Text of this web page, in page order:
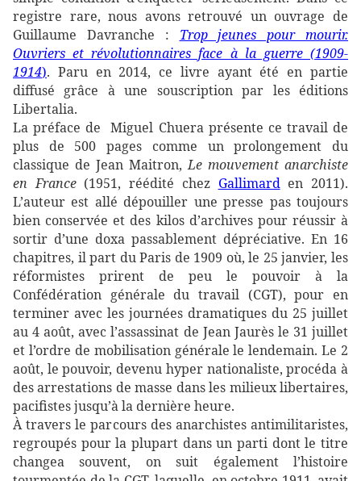
registre rare, nous avons retrouvé un ouvrage de
Guillaume Davranche : Trop jeunes pour mourir.
Ouvriers et révolutionnaires face à la guerre (1909-
1914). Paru en 2014, ce livre ayant été en partie
diffusé grâce à une souscription par les éditions
Libertalia.
La préface de Miguel Chuera présente ce travail de
plus de 500 pages comme un prolongement du
classique de Jean Maitron,Le mouvement anarchiste
en France(1951, réédité chez Gallimarden 2011).
L’auteur est allé dépouiller une presse pas toujours
bien conservée et des kilos d’archives pour réussir à
sortir d’une doxa passablement dépréciative. En 16
chapitres, il part du Paris de 1909 où, le 25 janvier, les
réformistes prirent de peu le pouvoir à la
Confédération générale du travail (CGT), pour en
terminer avec les journées dramatiques du 25 juillet
au 4 août, avec l’assassinat de Jean Jaurès le 31 juillet
et l’ordre de mobilisation générale le lendemain. Le 2
août, le pouvoir, devenu hyper nationaliste, procéda à
des arrestations de masse dans les milieux libertaires,
pacifistes jusqu’à la dernière heure.
À travers le parcours des anarchistes antimilitaristes,
regroupés pour la plupart dans un parti dont le titre
changea souvent, on suit également l’histoire